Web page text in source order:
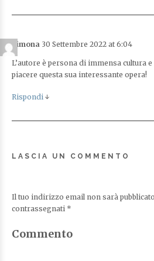
Simona 30 Settembre 2022 at 6:04
L’autore è persona di immensa cultura
piacere questa sua interessante opera!
Rispondi ↓
LASCIA UN COMMENTO
Il tuo indirizzo email non sarà
contrassegnati *
Commento